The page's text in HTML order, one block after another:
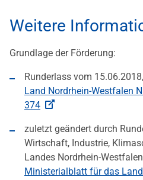
Weitere
Grundlage der Förderung:
Runderlass vom 15.06.2018,
Land Nordrhein-Westfalen
374
zuletzt geändert durch
Wirtschaft, Industrie,
Landes Nordrhein-
Ministerialblatt für das